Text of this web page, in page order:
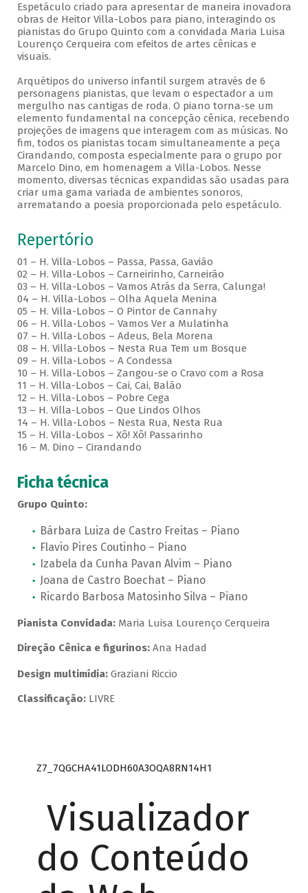
Espetáculo criado para apresentar de maneira inovadora
obras de Heitor Villa-Lobos para piano, interagindo os
pianistas do Grupo Quinto com a convidada Maria Luisa
Lourenço Cerqueira com efeitos de artes cênicas e
visuais.
Arquétipos do universo infantil surgem através de 6
personagens pianistas, que levam o espectador a um
mergulho nas cantigas de roda. O piano torna-se um
elemento fundamental na concepção cênica, recebendo
projeções de imagens que interagem com as músicas. No
fim, todos os pianistas tocam simultaneamente a peça
Cirandando, composta especialmente para o grupo por
Marcelo Dino, em homenagem a Villa-Lobos. Nesse
momento, diversas técnicas expandidas são usadas para
criar uma gama variada de ambientes sonoros,
arrematando a poesia proporcionada pelo espetáculo.
Repertório
01 – H. Villa-Lobos – Passa, Passa, Gavião
02 – H. Villa-Lobos – Carneirinho, Carneirão
03 – H. Villa-Lobos – Vamos Atrás da Serra, Calunga!
04 – H. Villa-Lobos – Olha Aquela Menina
05 – H. Villa-Lobos – O Pintor de Cannahy
06 – H. Villa-Lobos – Vamos Ver a Mulatinha
07 – H. Villa-Lobos – Adeus, Bela Morena
08 – H. Villa-Lobos – Nesta Rua Tem um Bosque
09 – H. Villa-Lobos – A Condessa
10 – H. Villa-Lobos – Zangou-se o Cravo com a Rosa
11 – H. Villa-Lobos – Cai, Cai, Balão
12 – H. Villa-Lobos – Pobre Cega
13 – H. Villa-Lobos – Que Lindos Olhos
14 – H. Villa-Lobos – Nesta Rua, Nesta Rua
15 – H. Villa-Lobos – Xô! Xô! Passarinho
16 – M. Dino – Cirandando
Ficha técnica
Grupo Quinto:
Bárbara Luiza de Castro Freitas – Piano
Flavio Pires Coutinho – Piano
Izabela da Cunha Pavan Alvim – Piano
Joana de Castro Boechat – Piano
Ricardo Barbosa Matosinho Silva – Piano
Pianista Convidada: Maria Luisa Lourenço Cerqueira
Direção Cênica e figurinos:Ana Hadad
Design multimídia:Graziani Riccio
Classificação:LIVRE
Z7_7QGCHA41LODH60A3OQA8RN14H1
Visualizador
do Conteúdo